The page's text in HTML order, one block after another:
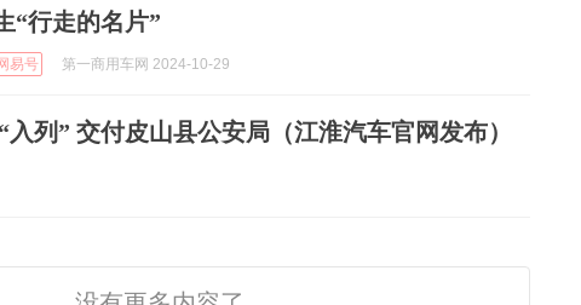
“行走的名片”
易号 第一商用车网 2024-10-29
列” 交付皮山县公安局（江淮汽车官网发布）